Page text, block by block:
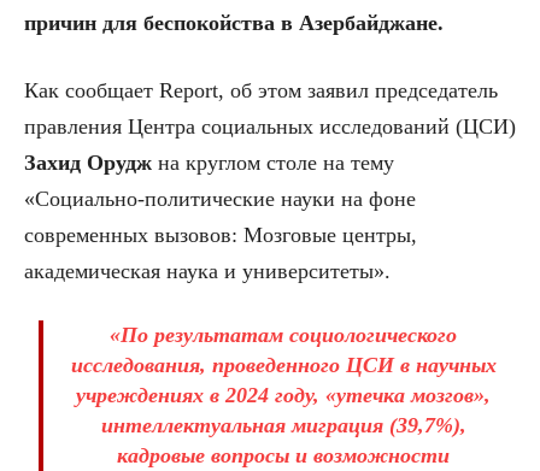
причин для беспокойства в Азербайджане.
Как сообщает Report, об этом заявил председатель
правления Центра социальных исследований (ЦСИ)
Захид Орудж на круглом столе на тему
«Социально-политические науки на фоне
современных вызовов: Мозговые центры,
академическая наука и университеты».
«По результатам социологического
исследования, проведенного ЦСИ в научных
учреждениях в 2024 году, «утечка мозгов»,
интеллектуальная миграция (39,7%),
кадровые вопросы и возможности